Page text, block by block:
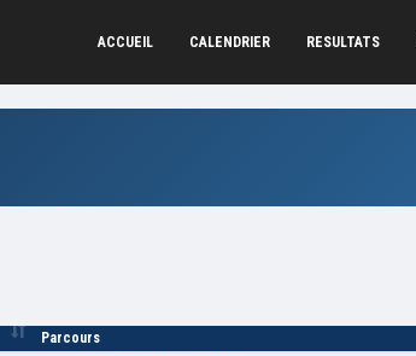
ACCUEIL CALENDRIER RESULTATS
Parcours